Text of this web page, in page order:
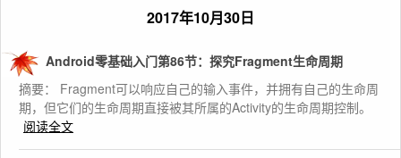
2017年10月30日
Android零基础入门第86节：探究Fragment生命周期
摘要： Fragment可以响应自己的输入事件，并拥有自己的生命周
期，但它们的生命周期直接被其所属的Activity的生命周期控制。
阅读全文